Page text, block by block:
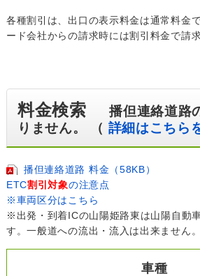
各種割引は、出口の表示料金は通常料金
ード会社からの請求時には割引料金で請
料金検索播但連絡道路
りません。 （ 詳細はこちら
播但連絡道路 料金（58KB）
ETC割引対象の注意点
※車両区分はこちら
※出発・到着ICの山陽姫路東は山陽自動
す。一般道への流出・流入は出来ません。
車種